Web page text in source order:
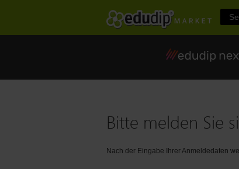
Bitte melden Sie
Nach der Eingabe Ihrer Anmeldedaten